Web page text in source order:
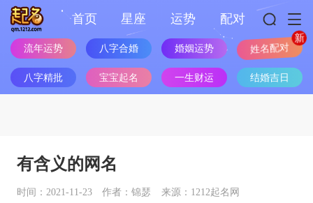
首页 星座 运势 配对
流年运势 八字合婚 婚姻运势 姓名配对
八字精批 宝宝起名 一生财运 结婚吉日
有含义的网名
时间：2021-11-23 作者：锦瑟 来源：1212起名网